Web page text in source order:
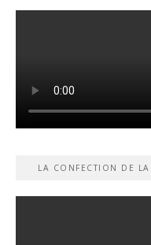
LA CONFECTION DE